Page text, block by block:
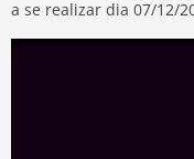
a se realizar dia 07/12/